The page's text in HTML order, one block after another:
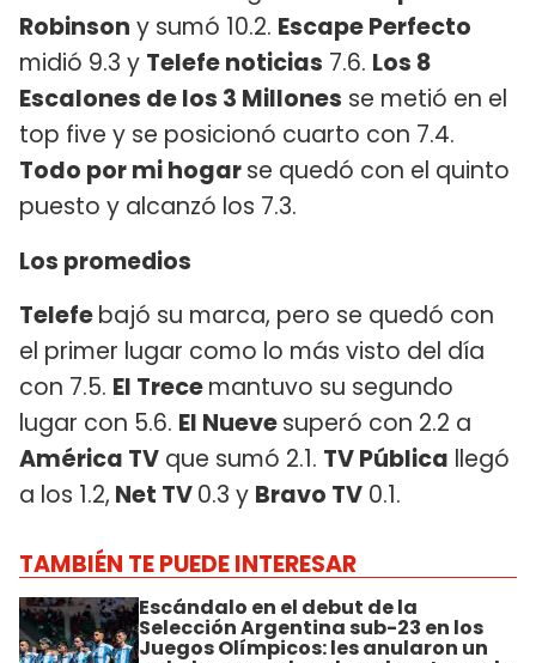
Robinson y sumó 10.2. Escape Perfecto
midió 9.3 y Telefe noticias 7.6. Los 8
Escalones de los 3 Millones se metió en el
top five y se posicionó cuarto con 7.4.
Todo por mi hogarse quedó con el quinto
puesto y alcanzó los 7.3.
Los promedios
Telefebajó su marca, pero se quedó con
el primer lugar como lo más visto del día
con 7.5. El Trecemantuvo su segundo
lugar con 5.6. El Nuevesuperó con 2.2 a
América TV que sumó 2.1. TV Pública llegó
a los 1.2, Net TV0.3 y Bravo TV 0.1.
TAMBIÉN TE PUEDE INTERESAR
Escándalo en el debut de la
Selección Argentina sub-23 en los
Juegos Olímpicos: les anularon un